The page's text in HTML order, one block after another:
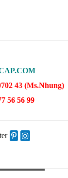
43 (Ms.Nhung)
56 56 99